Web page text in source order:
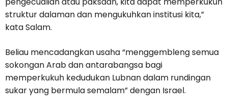
struktur dalaman dan mengukuhkan institusi kita,”
kata Salam.
Beliau mencadangkan usaha “menggembleng semua
sokongan Arab dan antarabangsa bagi
memperkukuh kedudukan Lubnan dalam rundingan
sukar yang bermula semalam” dengan Israel.